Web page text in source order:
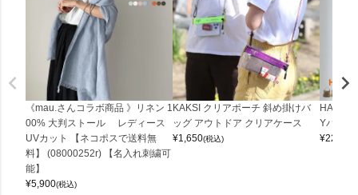
《mau.さんコラボ商品 》リネン 1
00% 大判ストール レディース
UVカット 【ネコポスで送料無
料】 (08000252r) 【名入れ刺繍可
能】
¥5,900(税込)
KAKSI クリアポーチ 斜め掛けバ
ッグ アウトドア クリアケース
¥1,650(税込)
Yバッグ
¥22,000